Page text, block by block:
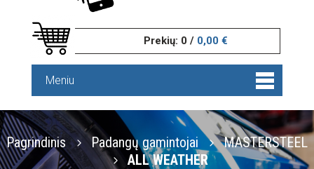
Prekių: 0 / 0,00 €
Meniu
Pagrindinis Padangų gamintojai
MASTERSTEEL
ALL WEATHER